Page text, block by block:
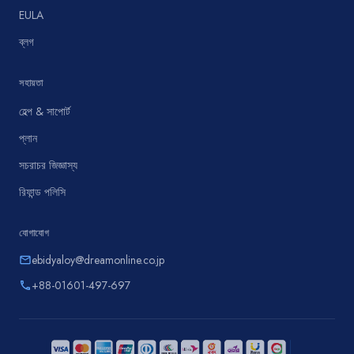
EULA
ব্লগ
সহায়তা
হেল্প & সাপোর্ট
প্লান
সচরাচর জিজ্ঞাস্য
রিফান্ড পলিসি
যোগাযোগ
emailebidyaloy@dreamonline.co.jp
phone+88-01601-497-697